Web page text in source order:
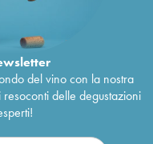
del vino con la nostra
delle degustazioni